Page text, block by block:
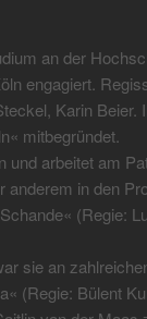
an der
engagiert.
Karin Beier.
mitbegründet.
und arbeitet am
anderem in den
(Regie:
sie an
(Regie: Bülent